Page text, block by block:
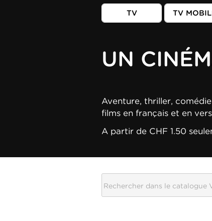
TV TV
UN
Aventure, thriller,
films en français et en
A partir de CHF 1.50